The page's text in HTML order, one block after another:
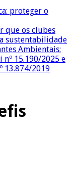
proteger o
que os clubes
sustentabilidade
Ambientais:
nº 15.190/2025 e
13.874/2019